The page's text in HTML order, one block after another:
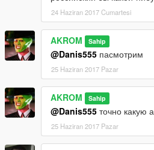
24 Haziran 2017 Cumartesi
AKROM Sahip
@Danis555 пасмотрим
25 Haziran 2017 Pazar
AKROM Sahip
@Danis555 точно какую
25 Haziran 2017 Pazar